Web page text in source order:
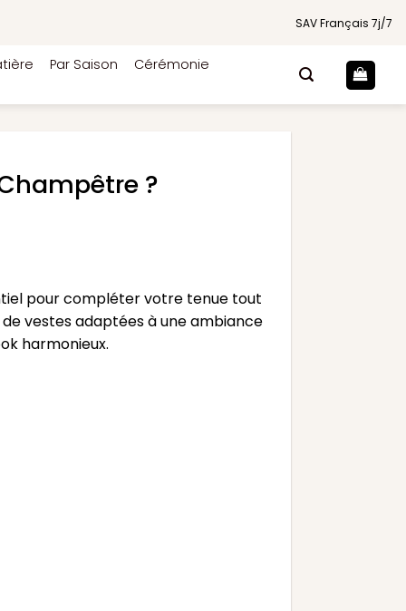
SAV Français 7j/7
Par Saison Cérémonie
?
pour compléter votre tenue tout
vestes adaptées à une ambiance
harmonieux.